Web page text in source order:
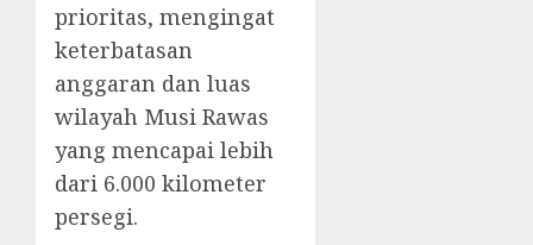
prioritas, mengingat
keterbatasan
anggaran dan luas
wilayah Musi Rawas
yang mencapai lebih
dari 6.000 kilometer
persegi.